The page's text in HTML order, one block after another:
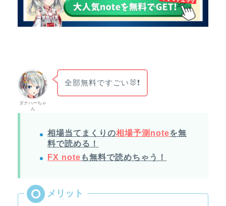
ダナハーちゃ
ん
全部無料ですごい🐰❗
相場当てまくりの相場予測noteを無
料で読める！
FX note も無料で読めちゃう！